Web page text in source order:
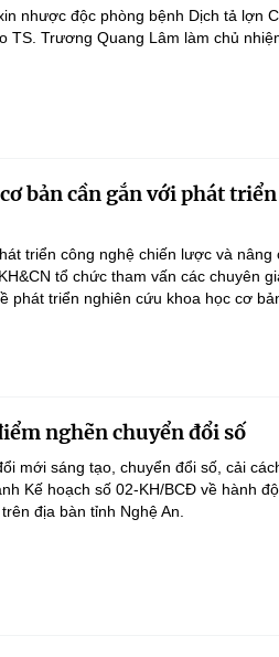
nhược độc phòng bệnh Dịch tả lợn
TS. Trương Quang Lâm làm chủ
bản cần gắn với phát triển
triển công nghệ chiến lược và nâng
tổ chức tham vấn các chuyên
triển nghiên cứu khoa học cơ
nghẽn chuyển đổi số
mới sáng tạo, chuyển đổi số, cải
Kế hoạch số 02-KH/BCĐ về hành
địa bàn tỉnh Nghệ An.